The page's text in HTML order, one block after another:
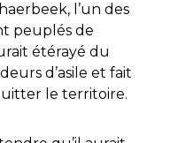
l’un des
peuplés de
étérayé du
d’asile et fait
le territoire.